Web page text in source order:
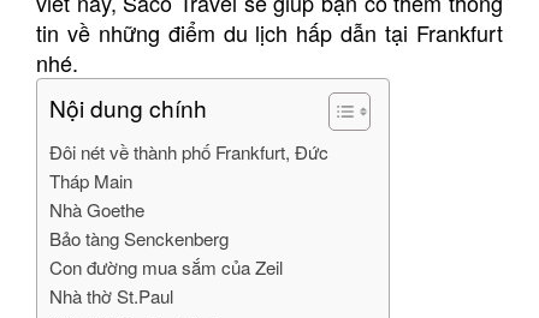
tin về những điểm du lịch hấp dẫn tại Frankfurt
nhé.
Nội dung chính
Đôi nét về thành phố Frankfurt, Đức
Tháp Main
Nhà Goethe
Bảo tàng Senckenberg
Con đường mua sắm của Zeil
Nhà thờ St.Paul